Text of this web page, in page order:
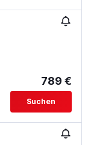
789 €
Suchen